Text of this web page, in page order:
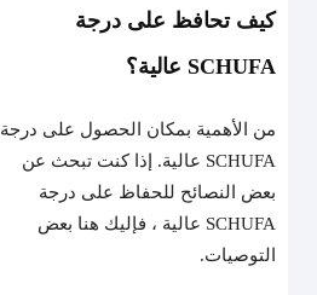
كيف تحافظ على درجة
SCHUFA عالية؟
من الأهمية بمكان الحصول على درجة
SCHUFA عالية. إذا كنت تبحث عن
بعض النصائح للحفاظ على درجة
SCHUFA عالية ، فإليك هنا بعض
التوصيات.